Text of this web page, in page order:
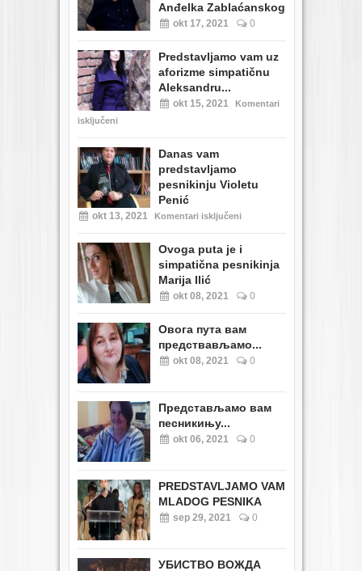
Anđelka Zablaćanskog
okt 17, 2021 0
Predstavljamo vam uz
aforizme simpatičnu
Aleksandru...
okt 15, 2021
Komentari
isključeni
Danas vam
predstavljamo
pesnikinju Violetu
Penić
okt 13, 2021 Komentari isključeni
Ovoga puta je i
simpatična pesnikinja
Marija Ilić
okt 08, 2021 0
Овога пута вам
предствављамо...
okt 08, 2021 0
Представљамо вам
песникињу...
okt 06, 2021 0
PREDSTAVLJAMO VAM
MLADOG PESNIKA
sep 29, 2021 0
УБИСТВО ВОЖДА